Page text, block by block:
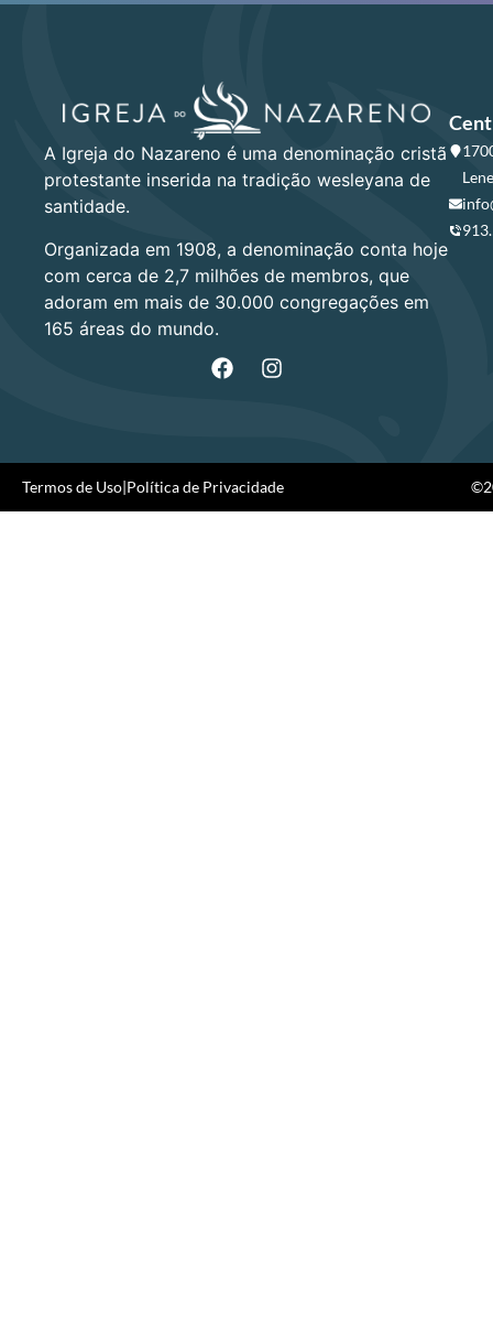
A Igreja do Nazareno é uma denominação cristã
protestante inserida na tradição wesleyana de
santidade.
Organizada em 1908, a denominação conta hoje
com cerca de 2,7 milhões de membros, que
adoram em mais de 30.000 congregações em
165 áreas do mundo.
Termos de Uso|Política de Privacidade